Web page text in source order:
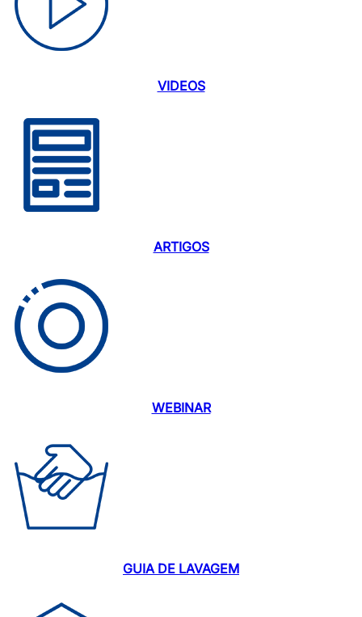
VIDEOS
ARTIGOS
WEBINAR
GUIA DE LAVAGEM